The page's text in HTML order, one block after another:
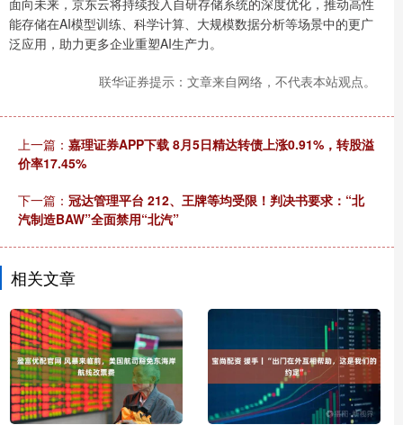
能存储在AI模型训练、科学计算、大规模数据分析等场景中的更广
泛应用，助力更多企业重塑AI生产力。
联华证券提示：文章来自网络，不代表本站观点。
上一篇： 嘉理证券APP下载 8月5日精达转债上涨0.91%，转股溢
价率17.45%
下一篇： 冠达管理平台 212、王牌等均受限！判决书要求：“北
汽制造BAW”全面禁用“北汽”
相关文章